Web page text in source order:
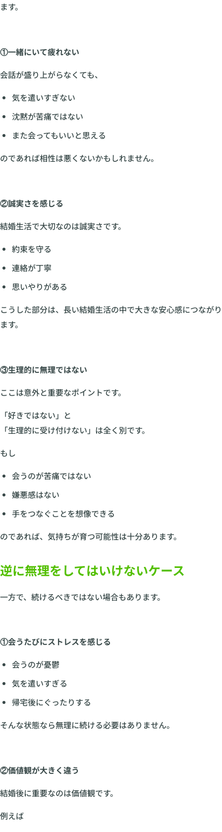
ます。
①一緒にいて疲れない
会話が盛り上がらなくても、
気を遣いすぎない
沈黙が苦痛ではない
また会ってもいいと思える
のであれば相性は悪くないかもしれません。
②誠実さを感じる
結婚生活で大切なのは誠実さです。
約束を守る
連絡が丁寧
思いやりがある
こうした部分は、長い結婚生活の中で大きな安心感につながり
ます。
③生理的に無理ではない
ここは意外と重要なポイントです。
「好きではない」と
「生理的に受け付けない」は全く別です。
もし
会うのが苦痛ではない
嫌悪感はない
手をつなぐことを想像できる
のであれば、気持ちが育つ可能性は十分あります。
逆に無理をしてはいけないケース
一方で、続けるべきではない場合もあります。
①会うたびにストレスを感じる
会うのが憂鬱
気を遣いすぎる
帰宅後にぐったりする
そんな状態なら無理に続ける必要はありません。
②価値観が大きく違う
結婚後に重要なのは価値観です。
例えば